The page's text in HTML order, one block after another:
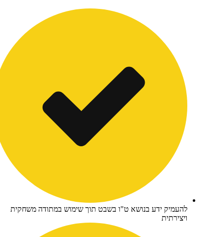
ידע בנושא ט"ו בשבט תוך שימוש במתודה משחקית